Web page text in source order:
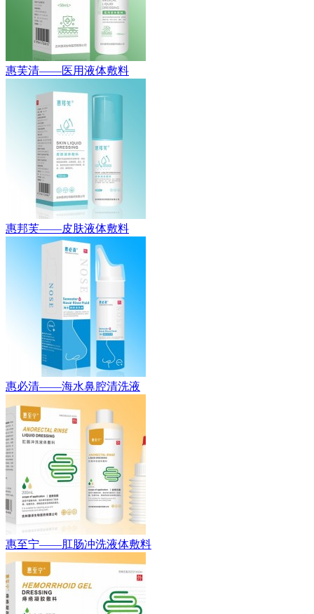
惠芙清——医用液体敷料
惠邦芙——皮肤液体敷料
惠必清——海水鼻腔清洗液
惠至宁——肛肠冲洗液体敷料